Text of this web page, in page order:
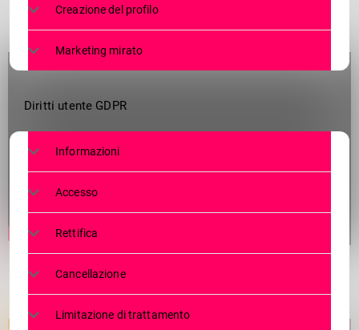
Creazione del profilo
Marketing mirato
Diritti utente GDPR
Informazioni
Accesso
Rettifica
Cancellazione
Limitazione di trattamento